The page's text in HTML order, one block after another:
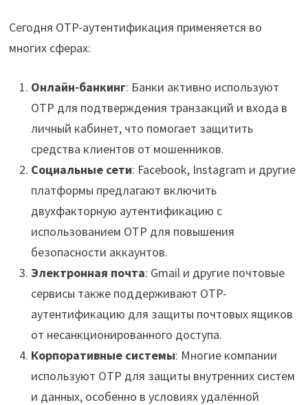
Сегодня OTP-аутентификация применяется во
многих сферах:
Онлайн-банкинг: Банки активно используют
OTP для подтверждения транзакций и входа в
личный кабинет, что помогает защитить
средства клиентов от мошенников.
Социальные сети: Facebook, Instagram и другие
платформы предлагают включить
двухфакторную аутентификацию с
использованием OTP для повышения
безопасности аккаунтов.
Электронная почта: Gmail и другие почтовые
сервисы также поддерживают OTP-
аутентификацию для защиты почтовых ящиков
от несанкционированного доступа.
Корпоративные системы: Многие компании
используют OTP для защиты внутренних систем
и данных, особенно в условиях удалённой